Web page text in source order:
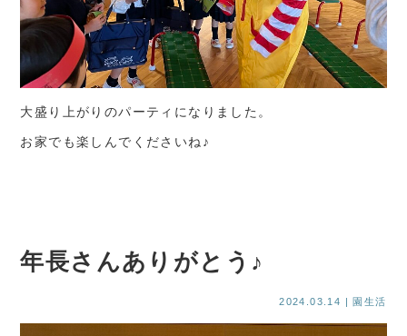
大盛り上がりのパーティになりました。
お家でも楽しんでくださいね♪
年長さんありがとう♪
2024.03.14 | 園生活